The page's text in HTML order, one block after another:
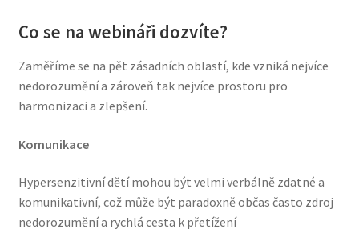
Co se na webináři dozvíte?
Zaměříme se na pět zásadních oblastí, kde vzniká nejvíce
nedorozumění a zároveň tak nejvíce prostoru pro
harmonizaci a zlepšení.
Komunikace
Hypersenzitivní dětí mohou být velmi verbálně zdatné a
komunikativní, což může být paradoxně občas často zdroj
nedorozumění a rychlá cesta k přetížení